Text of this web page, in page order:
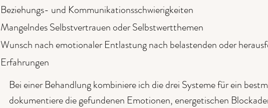
Beziehungs- und Kommunikationsschwierigkeiten
Mangelndes Selbstvertrauen oder Selbstwertthemen
Wunsch nach emotionaler Entlastung nach belastenden oder
Erfahrungen
Bei einer Behandlung kombiniere ich die drei Systeme für ein
dokumentiere die gefundenen Emotionen, energetischen